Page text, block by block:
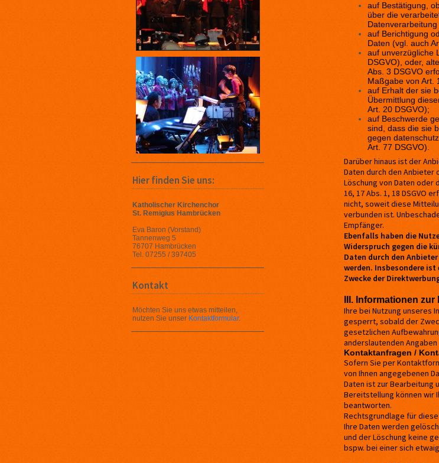
Hier finden Sie uns:
Katholischer Kirchenchor
St. Remigius Hambrücken
Eva Baron (Vorstand)
Tannenweg 5
76707 Hambrücken
Tel. 07255 / 397405
Kontakt
Möchten Sie uns etwas mitteilen,
nutzen Sie unser Kontaktformular.
auf Bestätigung,
über die
auf Berichtigung
Daten (vgl. auch
auf unverzügliche
DSGVO), oder,
Abs. 3 DSGVO
Maßgabe von Art.
auf Erhalt der sie
Übermittlung
Art. 20 DSGVO);
auf Beschwerde
sind, dass die sie
gegen
Art. 77 DSGVO).
Darüber hinaus ist der
Daten durch den
Löschung von Daten oder
16, 17 Abs. 1, 18 DSGVO
nicht, soweit diese
verbunden ist.
Empfänger.
Ebenfalls haben die
Widerspruch gegen die
Daten durch den
werden. Insbesondere
Zwecke der
III. Informationen
Ihre bei Nutzung unseres
gesperrt, sobald der
gesetzlichen
anderslautenden
Kontaktanfragen /
Sofern Sie per
von Ihnen angegebenen
Daten ist zur Bearbeitung
Bereitstellung können wir
beantworten.
Rechtsgrundlage für diese
Ihre Daten werden
und der Löschung keine
bspw. bei einer sich